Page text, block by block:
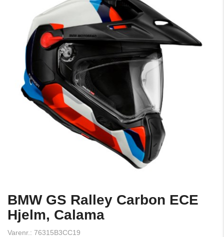
BMW GS Ralley Carbon ECE
Hjelm, Calama
Varenr.: 76315B3CC19